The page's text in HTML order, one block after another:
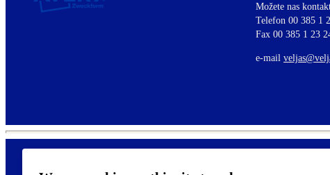
Možete nas
Telefon 00 385 1
Fax 00 385 1 23
e-mail